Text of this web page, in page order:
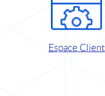
Espace Client